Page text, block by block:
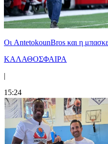
Oι AntetokounBros και η
ΚΑΛΑΘΟΣΦΑΙΡΑ
|
15:24